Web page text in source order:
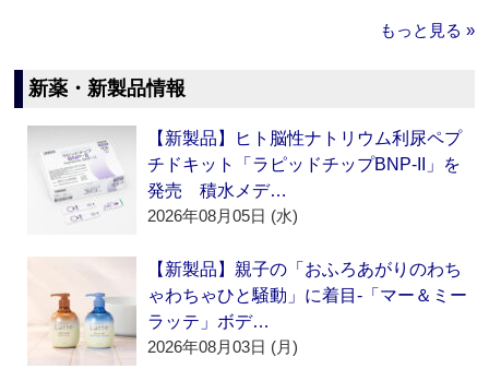
もっと見る »
新薬・新製品情報
【新製品】ヒト脳性ナトリウム利尿ペプ
チドキット「ラピッドチップBNP-II」を
発売 積水メデ…
2026年08月05日 (水)
【新製品】親子の「おふろあがりのわち
ゃわちゃひと騒動」に着目‐「マー＆ミー
ラッテ」ボデ…
2026年08月03日 (月)